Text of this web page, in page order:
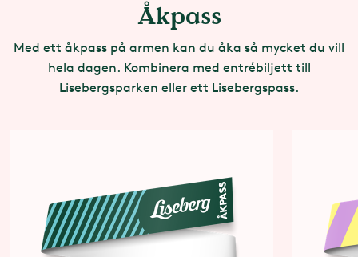
Åkpass
Med ett åkpass på armen kan du åka så mycket du vill
hela dagen. Kombinera med entrébiljett till
Lisebergsparken eller ett Lisebergspass.